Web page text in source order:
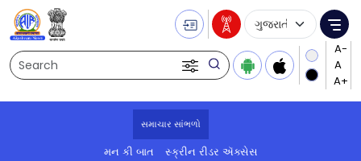
Search
Language
સમાચાર સાંભળો
મન કી બાત સ્ક્રીન રીડર ઍક્સેસ